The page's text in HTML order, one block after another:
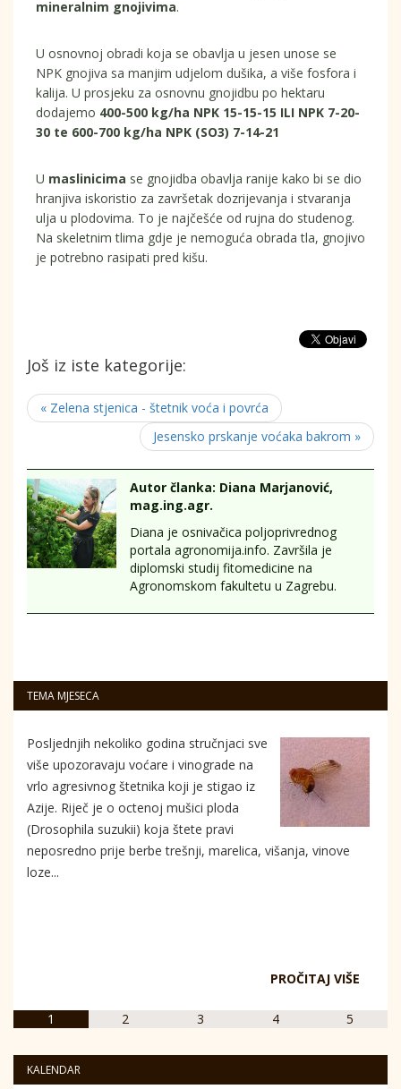
mineralnim gnojivima.
U osnovnoj obradi koja se obavlja u jesen unose se
NPK gnojiva sa manjim udjelom dušika, a više fosfora i
kalija. U prosjeku za osnovnu gnojidbu po hektaru
dodajemo 400-500 kg/ha NPK 15-15-15 ILI NPK 7-20-
30 te 600-700 kg/ha NPK (SO3) 7-14-21
U maslinicima se gnojidba obavlja ranije kako bi se dio
hranjiva iskoristio za završetak dozrijevanja i stvaranja
ulja u plodovima. To je najčešće od rujna do studenog.
Na skeletnim tlima gdje je nemoguća obrada tla, gnojivo
je potrebno rasipati pred kišu.
Još iz iste kategorije:
« Zelena stjenica - štetnik voća i povrća
Jesensko prskanje voćaka bakrom »
Autor članka: Diana Marjanović,
mag.ing.agr.
Diana je osnivačica poljoprivrednog
portala agronomija.info. Završila je
diplomski studij fitomedicine na
Agronomskom fakultetu u Zagrebu.
TEMA MJESECA
Posljednjih nekoliko godina stručnjaci sve
više upozoravaju voćare i vinograde na
vrlo agresivnog štetnika koji je stigao iz
Azije. Riječ je o octenoj mušici ploda
(Drosophila suzukii) koja štete pravi
neposredno prije berbe trešnji, marelica, višanja, vinove
loze...
PROČITAJ VIŠE
1 2 3 4 5
KALENDAR